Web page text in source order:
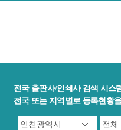
전국 출판사/인쇄사 검색 시스
전국 또는 지역별로 등록현황